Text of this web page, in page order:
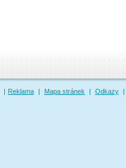
| Reklama | Mapa stránek | Odkazy |